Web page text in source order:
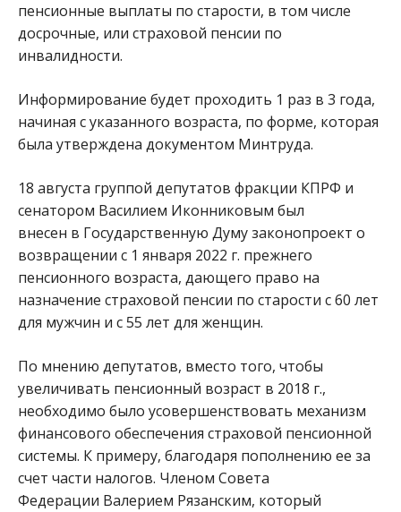
пенсионные выплаты по старости, в том числе
досрочные, или страховой пенсии по
инвалидности.
Информирование будет проходить 1 раз в 3 года,
начиная с указанного возраста, по форме, которая
была утверждена документом Минтруда.
18 августа группой депутатов фракции КПРФ и
сенатором Василием Иконниковым был
внесен в Государственную Думу законопроект о
возвращении с 1 января 2022 г. прежнего
пенсионного возраста, дающего право на
назначение страховой пенсии по старости с 60 лет
для мужчин и с 55 лет для женщин.
По мнению депутатов, вместо того, чтобы
увеличивать пенсионный возраст в 2018 г.,
необходимо было усовершенствовать механизм
финансового обеспечения страховой пенсионной
системы. К примеру, благодаря пополнению ее за
счет части налогов. Членом Совета
Федерации Валерием Рязанским, который